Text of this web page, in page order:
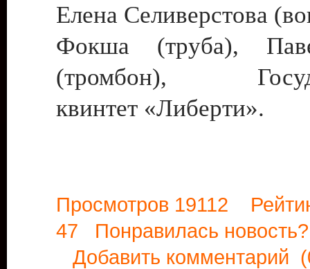
Елена Селиверстова
Фокша (труба),
(тромбон),
квинтет «Либерти».
Просмотров 19112
47 Понравилась
Добавить комментарий